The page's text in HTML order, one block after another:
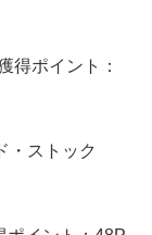
ポイント：
ストック